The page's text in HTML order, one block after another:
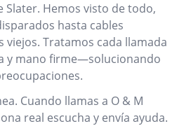
Slater. Hemos visto de todo,
hasta cables
Tratamos cada llamada
y mano firme—solucionando
Cuando llamas a O & M
real escucha y envía ayuda.